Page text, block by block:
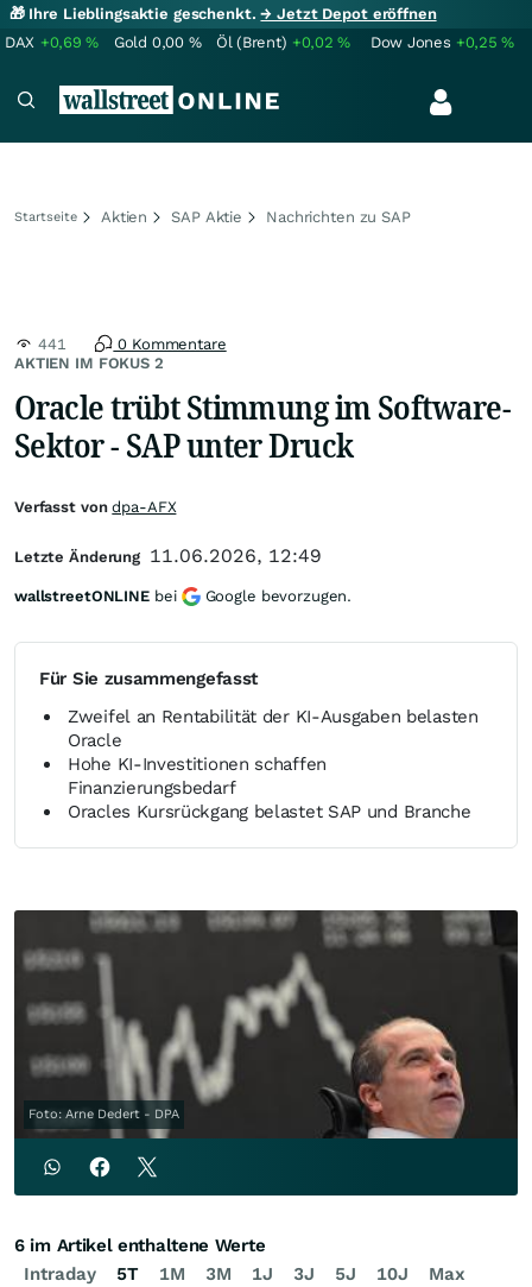
🎁 Ihre Lieblingsaktie geschenkt.→ Jetzt Depot eröffnen
DAX +0,69% Gold 0,00 % Öl (Brent) +0,02% Dow Jones +0,25%
Startseite Aktien SAP Aktie Nachrichten zu SAP
AKTIEN IM FOKUS 2
441 0 Kommentare
Oracle trübt Stimmung im Software-
Sektor - SAP unter Druck
Für Sie zusammengefasst
Zweifel an Rentabilität der KI-Ausgaben belasten
Oracle
Hohe KI-Investitionen schaffen
Finanzierungsbedarf
Oracles Kursrückgang belastet SAP und Branche
Foto: Arne Dedert - DPA
Verfasst vondpa-AFX
Letzte Änderung 11.06.2026, 12:49
wallstreetONLINE bei Google bevorzugen.
Intraday 5T 1M 3M 1J 3J 5J 10J Max
6 im Artikel enthaltene Werte